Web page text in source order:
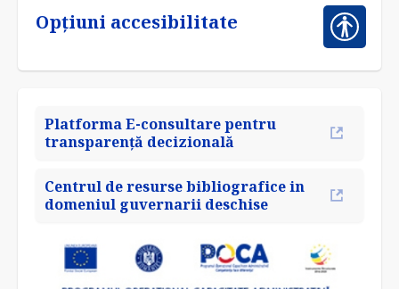
Opțiuni accesibilitate
Platforma E-consultare pentru
transparență decizională
Centrul de resurse bibliografice in
domeniul guvernarii deschise